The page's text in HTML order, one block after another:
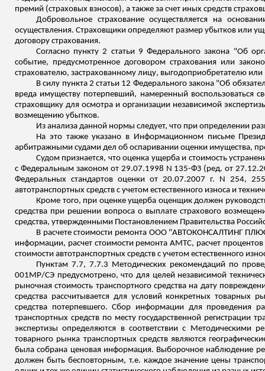
премий (страховых взносов), а также за счет иных средств стр
Добровольное страхование осуществляется на
осуществления. Страховщики определяют размер убытков или
договору страхования.
Согласно пункту 2 статьи 9 Федерального закона "Об
событие, предусмотренное договором страхования или
страхователю, застрахованному лицу, выгодоприобретателю
В силу пункта 2 статьи 12 Федерального закона "Об
вреда имуществу потерпевший, намеренный воспользоваться
страховщику для осмотра и организации независимой
возмещению убытков.
Из анализа данной нормы следует, что при определении
На это также указано в Информационном письме
арбитражными судами дел об оспаривании оценки имущества,
Судом признается, что оценка ущерба и стоимость
с Федеральным законом от 29.07.1998 N 135-ФЗ (ред. от
Федеральных стандартов оценки от 20.07.2007 г. N 254,
автотранспортных средств с учетом естественного износа и
Кроме того, при оценке ущерба оценщик должен
средства при решении вопроса о выплате страхового
средства, утвержденными Постановлением Правительства
В расчете стоимости ремонта ООО "АВТОКОНСАЛТИНГ
информации, расчет стоимости ремонта АМТС, расчет
стоимости автотранспортных средств с учетом естественного
Пунктам 7.7, 7.7.3 Методических рекомендаций по
001МР/СЭ предусмотрено, что для целей независимой
рыночная стоимость транспортного средства на дату
средства рассчитывается для условий конкретных товарных
средства потерпевшего. Сбор информации для проведения
транспортных средств по месту государственной регистрации
экспертизы определяются в соответствии с
товарного рынка транспортных средств являются
была собрана ценовая информация. Выборочное наблюдение
должен быть бесповторным, т.е. каждое значение цены